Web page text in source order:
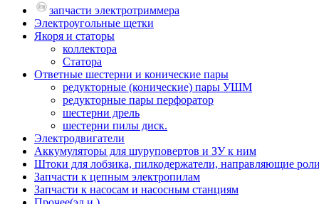
запчасти электротриммера
Электроугольные щетки
Якоря и статоры
коллектора
Статора
Ответные шестерни и конические пары
редукторные (конические) пары УШМ
редукторные пары перфоратор
шестерни дрель
шестерни пилы диск.
Электродвигатели
Аккумуляторы для шуруповертов и ЗУ к ним
Штоки для лобзика, пилкодержатели, направляющие
Запчасти к цепным электропилам
Запчасти к насосам и насосным станциям